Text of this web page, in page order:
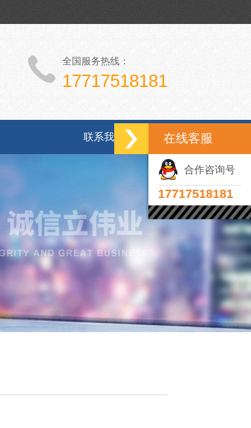
全国服务热线：
17717518181
联系我们 在线客服
合作咨询号
17717518181